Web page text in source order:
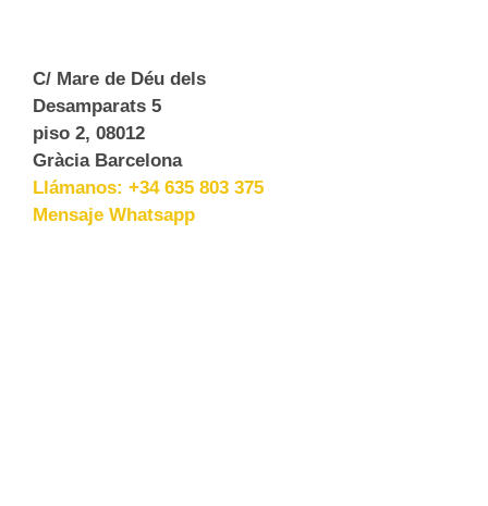
C/ Mare de Déu dels
Desamparats 5
piso 2, 08012
Gràcia Barcelona
Llámanos: +34 635 803 375
Mensaje Whatsapp